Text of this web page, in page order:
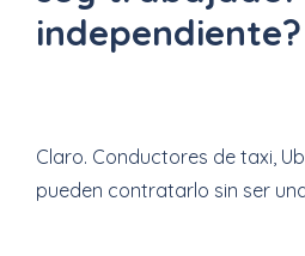
independiente?
Claro. Conductores de taxi,
pueden contratarlo sin ser